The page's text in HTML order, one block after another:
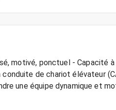
motivé, ponctuel - Capacité
de chariot élévateur
une équipe dynamique et